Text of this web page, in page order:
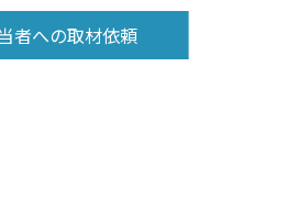
「SSFニュース」
会員登録
者への取材依頼